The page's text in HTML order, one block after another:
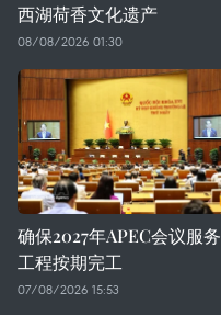
西湖荷香文化遗产
08/08/2026 01:30
确保2027年APEC会议服务
工程按期完工
07/08/2026 15:53